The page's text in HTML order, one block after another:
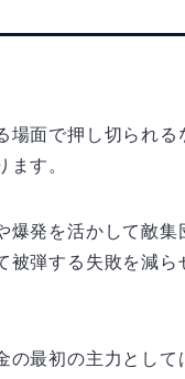
場面で押し切られる
ます。
爆発を活かして敵集
被弾する失敗を減
の最初の主力として